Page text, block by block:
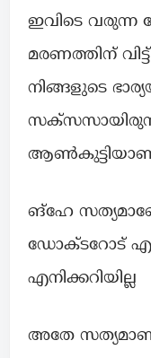
ഇവിടെ വരുന്ന
മരണത്തിന്
നിങ്ങളുടെ
ആൺകുട്ടിയാണ്
ങ്ഹേ
ഡോക്ടറോട്
എനിക്കറിയില്ല
അതേ